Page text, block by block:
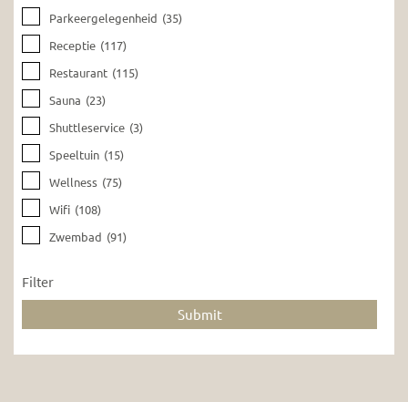
Parkeergelegenheid (35)
Receptie (117)
Restaurant (115)
Sauna (23)
Shuttleservice (3)
Speeltuin (15)
Wellness (75)
Wifi (108)
Zwembad (91)
Filter